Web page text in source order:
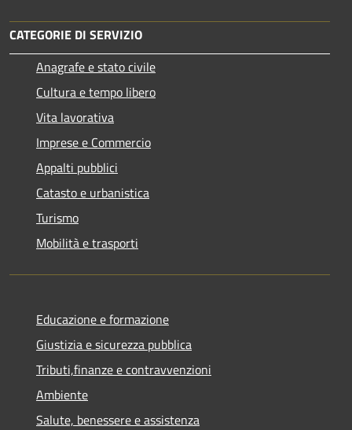
CATEGORIE DI SERVIZIO
Anagrafe e stato civile
Cultura e tempo libero
Vita lavorativa
Imprese e Commercio
Appalti pubblici
Catasto e urbanistica
Turismo
Mobilità e trasporti
Educazione e formazione
Giustizia e sicurezza pubblica
Tributi,finanze e contravvenzioni
Ambiente
Salute, benessere e assistenza